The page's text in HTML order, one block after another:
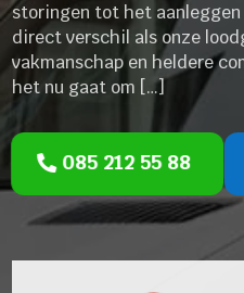
storingen tot het
direct verschil als onze
vakmanschap en heldere
het nu gaat om […]
085 212 55 88